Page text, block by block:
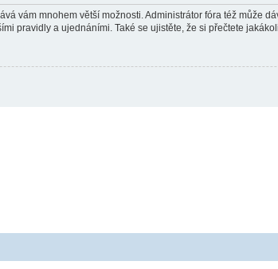
vám mnohem větší možnosti. Administrátor fóra též může
pravidly a ujednáními. Také se ujistěte, že si přečtete